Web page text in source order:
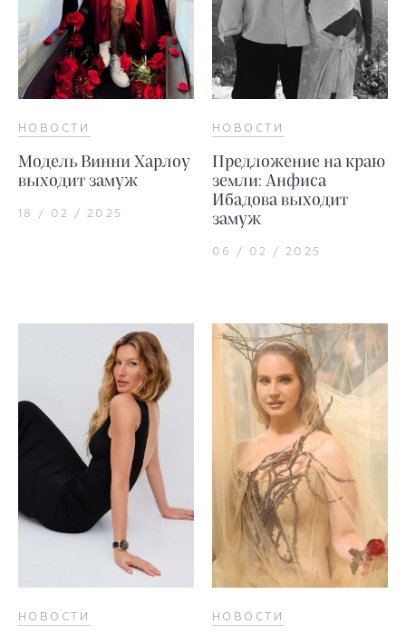
НОВОСТИ
Модель Винни Харлоу
выходит замуж
18 / 02 / 2025
НОВОСТИ
Предложение на краю
земли: Анфиса
Ибадова выходит
замуж
06 / 02 / 2025
НОВОСТИ НОВОСТИ